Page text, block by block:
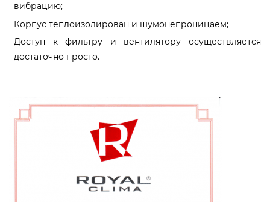
вибрацию;
Корпус теплоизолирован и шумонепроницаем;
Доступ к фильтру и вентилятору осуществляется
достаточно просто.